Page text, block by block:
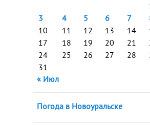
3
4 5 6 7
10
11 12 13 14
17
18 19 20 21
24
25 26 27 28
31
« Июл
Погода в Новоуральске